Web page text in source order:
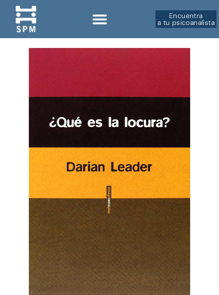
Encuentra
a tu psicoanalista